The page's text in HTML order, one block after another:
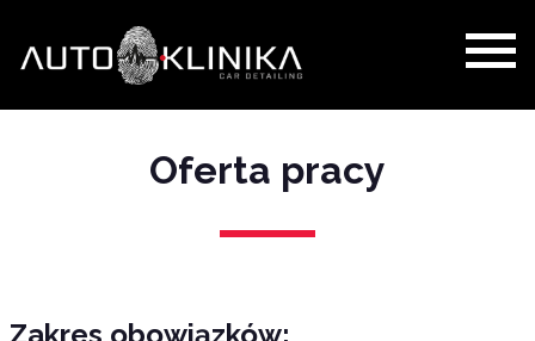
Oferta pracy